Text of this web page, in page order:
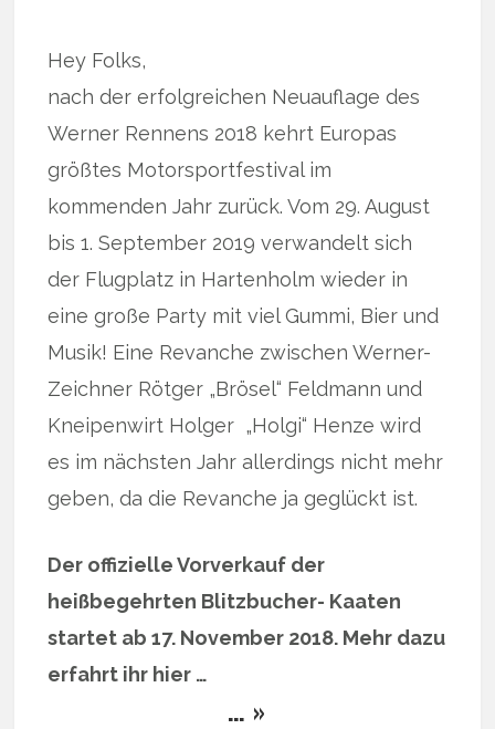
Hey Folks,
nach der erfolgreichen Neuauflage des
Werner Rennens 2018 kehrt Europas
größtes Motorsportfestival im
kommenden Jahr zurück. Vom 29. August
bis 1. September 2019 verwandelt sich
der Flugplatz in Hartenholm wieder in
eine große Party mit viel Gummi, Bier und
Musik! Eine Revanche zwischen Werner-
Zeichner Rötger „Brösel“ Feldmann und
Kneipenwirt Holger „Holgi“ Henze wird
es im nächsten Jahr allerdings nicht mehr
geben, da die Revanche ja geglückt ist.
Der offizielle Vorverkauf der
heißbegehrten Blitzbucher- Kaaten
startet ab 17. November 2018. Mehr dazu
erfahrt ihr hier …
… »